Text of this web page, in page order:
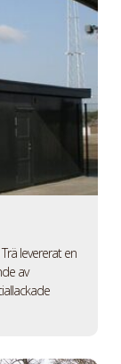
levererat en
av